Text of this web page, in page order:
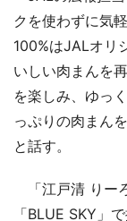
クを使わずに気
100%はJALオリ
いしい肉まんを
を楽しみ、ゆっ
っぷりの肉まん
と話す。
「江戸清 りー
「BLUE SKY」